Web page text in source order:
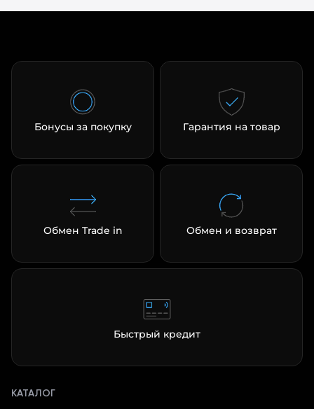
Бонусы за покупку Гарантия на товар
Обмен Trade in Обмен и возврат
Быстрый кредит
КАТАЛОГ